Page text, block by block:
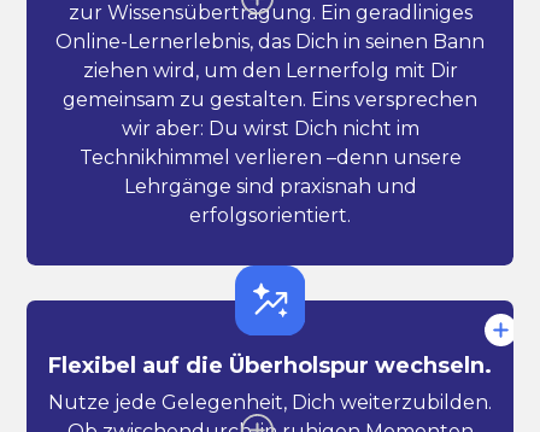
zur Wissensübertragung. Ein geradliniges
Online-Lernerlebnis, das Dich in seinen Bann
ziehen wird, um den Lernerfolg mit Dir
gemeinsam zu gestalten. Eins versprechen
wir aber: Du wirst Dich nicht im
Technikhimmel verlieren –denn unsere
Lehrgänge sind praxisnah und
erfolgsorientiert.
Flexibel auf die Überholspur wechseln.
Nutze jede Gelegenheit, Dich weiterzubilden.